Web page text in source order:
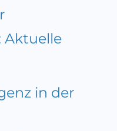
Aktuelle
in der